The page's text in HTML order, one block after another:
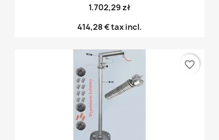
1.702,29 zł
414,28 €tax incl.
favorite_border